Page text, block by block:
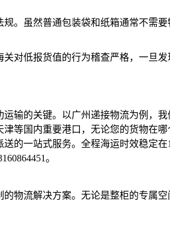
。虽然普通包装袋和纸箱通常不需
对低报货值的行为稽查严格，一旦发
输的关键。以广州递接物流为例，
等国内重要港口，无论您的货物在
的一站式服务。全程海运时效稳定
。
物流解决方案。无论是整柜的专属